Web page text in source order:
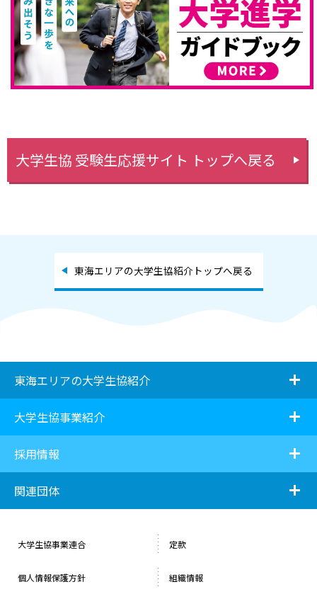
大学生協 受験生応援サイト トップへ戻る
東海エリアの大学生協紹介トップへ戻る
東海エリアの大学生協紹介
大学生協事業紹介
採用情報
関連団体
大学生協事業連合 定款
個人情報保護方針 組織情報